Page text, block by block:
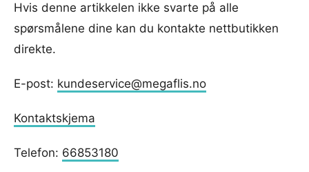
Hvis denne artikkelen ikke svarte på alle
spørsmålene dine kan du kontakte nettbutikken
direkte.
E-post: kundeservice@megaflis.no
Kontaktskjema
Telefon: 66853180